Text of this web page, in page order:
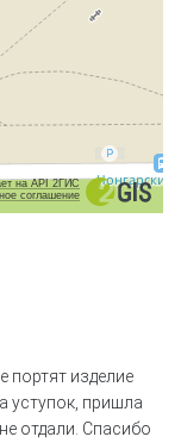
на API 2ГИС
соглашение
портят изделие
уступок, пришла
отдали. Спасибо